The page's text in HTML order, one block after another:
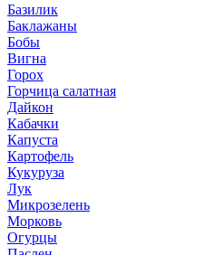
Базилик
Баклажаны
Бобы
Вигна
Горох
Горчица салатная
Дайкон
Кабачки
Капуста
Картофель
Кукуруза
Лук
Микрозелень
Морковь
Огурцы